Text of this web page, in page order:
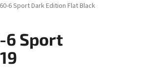
6 Sport Dark Edition Flat Black
6 Sport